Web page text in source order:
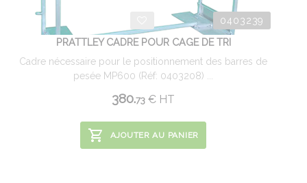
0403239
PRATTLEY CADRE POUR CAGE DE TRI
Cadre nécessaire pour le positionnement des barres de
pesée MP600 (Réf: 0403208) ...
380.73 € HT
AJOUTER AU PANIER